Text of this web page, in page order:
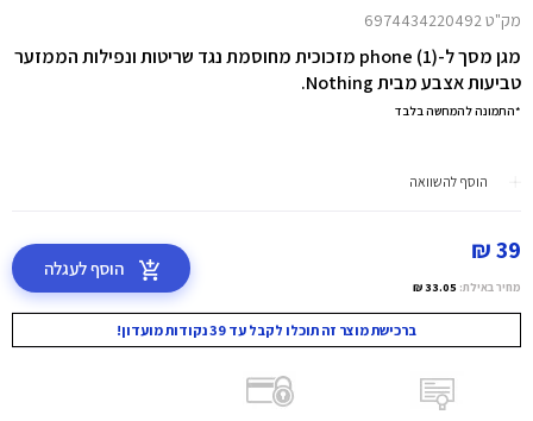
מק"ט 6974434220492
מגן מסך ל-(1) phone מזכוכית מחוסמת נגד שריטות ונפילות הממזער
טביעות אצבע מבית Nothing.
*התמונה להמחשה בלבד
הוסף להשוואה
39 ₪
מחיר באילת: 33.05 ₪
הוסף לעגלה
ברכישת מוצר זה תוכלו לקבל עד 39 נקודות מועדון!